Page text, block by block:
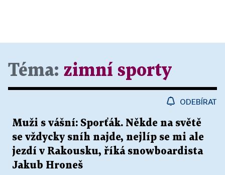
Téma: zimní sporty
ODEBÍRAT
Muži s vášní: Sporťák. Někde na světě
se vždycky sníh najde, nejlíp se mi ale
jezdí v Rakousku, říká snowboardista
Jakub Hroneš